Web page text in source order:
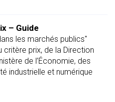
– Guide
les marchés publics"
prix, de la Direction
de l’Économie, des
industrielle et numérique